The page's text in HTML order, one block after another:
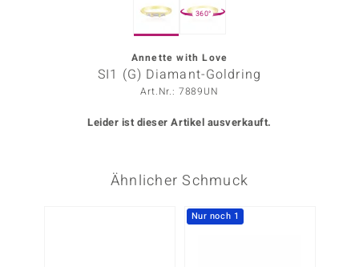
360°
Annette with Love
SI1 (G) Diamant-Goldring
Art.Nr.: 7889UN
Leider ist dieser Artikel ausverkauft.
Ähnlicher Schmuck
Nur noch 1